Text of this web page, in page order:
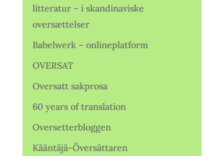
litteratur – i skandinaviske
oversættelser
Babelwerk – onlineplatform
OVERSAT
Oversatt sakprosa
60 years of translation
Oversetterbloggen
Kääntäjä-Översättaren